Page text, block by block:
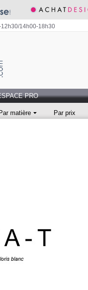
14h00-18h30
PRO
Par matière Par prix